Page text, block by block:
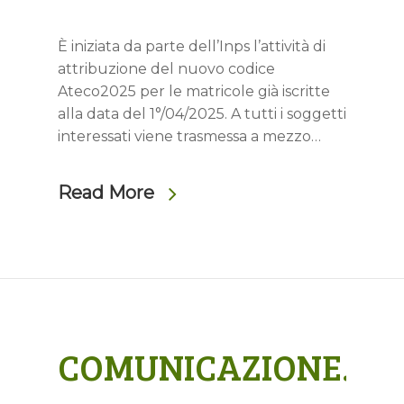
È iniziata da parte dell’Inps l’attività di
attribuzione del nuovo codice
Ateco2025 per le matricole già iscritte
alla data del 1°/04/2025. A tutti i soggetti
interessati viene trasmessa a mezzo…
Read More
COMUNICAZIONE.